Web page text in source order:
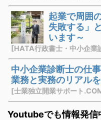
起業で周囲
失敗する」
います～
[HATA行政書士・中小企
中小企業診断士の仕
業務と実務のリアル
[士業独立開業サポート
Youtubeでも情報発信